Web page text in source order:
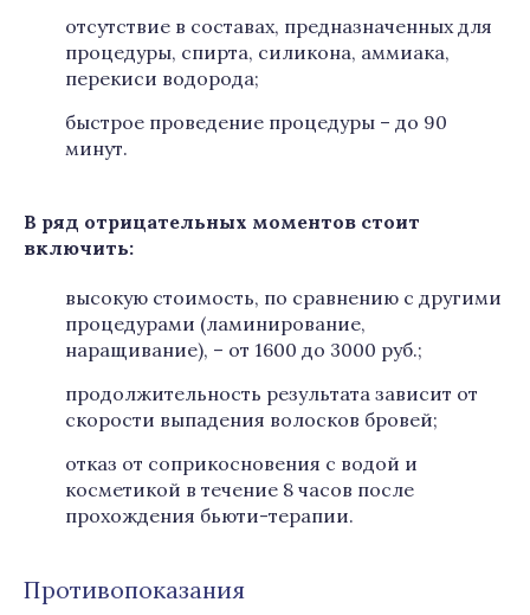
отсутствие в составах, предназначенных для
процедуры, спирта, силикона, аммиака,
перекиси водорода;
быстрое проведение процедуры – до 90
минут.
В ряд отрицательных моментов стоит
включить:
высокую стоимость, по сравнению с другими
процедурами (ламинирование,
наращивание), – от 1600 до 3000 руб.;
продолжительность результата зависит от
скорости выпадения волосков бровей;
отказ от соприкосновения с водой и
косметикой в течение 8 часов после
прохождения бьюти-терапии.
Противопоказания